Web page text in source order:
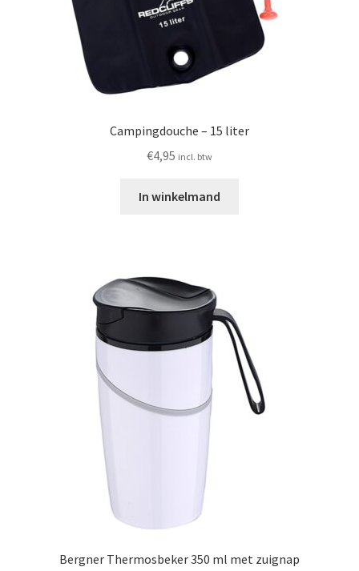
Campingdouche – 15 liter
€4,95 incl. btw
In winkelmand
Bergner Thermosbeker 350 ml met zuignap